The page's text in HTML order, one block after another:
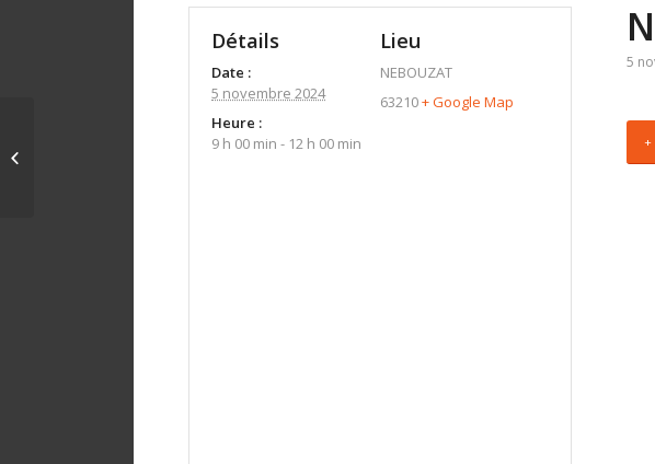
5
+
Détails
Date :
5 novembre 2024
Heure :
9 h 00 min - 12 h 00 min
Lieu
NEBOUZAT
63210+ Google Map